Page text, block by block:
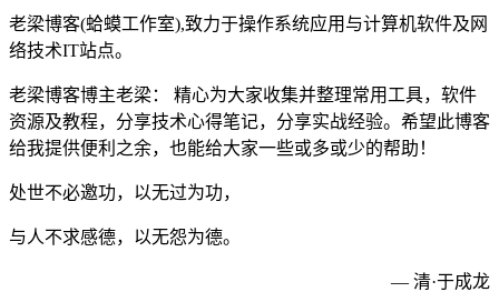
老梁博客(蛤蟆工作室),致力于操作系统应用与计算机软件及网
络技术IT站点。
老梁博客博主老梁： 精心为大家收集并整理常用工具，软件
资源及教程，分享技术心得笔记，分享实战经验。希望此博客
给我提供便利之余，也能给大家一些或多或少的帮助！
处世不必邀功，以无过为功，
与人不求感德，以无怨为德。
— 清·于成龙